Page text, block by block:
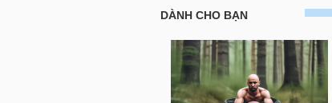
Chứng quyền CVIC2004: